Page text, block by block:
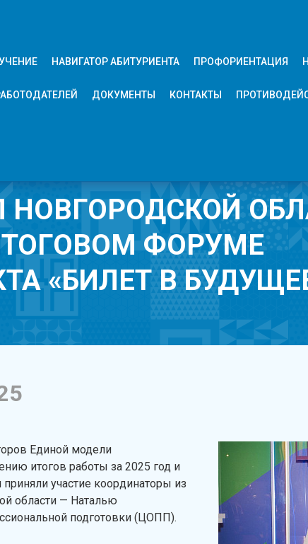
НАВИГАТОР АБИТУРИЕНТА ПРОФОРИЕНТАЦИЯ
ДОКУМЕНТЫ КОНТАКТЫ
НОВГОРОДСКОЙ
ФОРУМЕ
«БИЛЕТ В
Единой модели
итогов работы за 2025 год и
участие координаторы из
области — Наталью
подготовки (ЦОПП).